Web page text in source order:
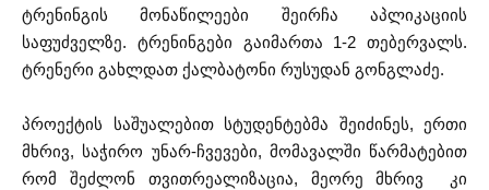
ტრენინგის მონაწილეები შეირჩა აპლიკაციის
საფუძველზე. ტრენინგები გაიმართა 1-2 თებერვალს.
ტრენერი გახლდათ ქალბატონი რუსუდან გონგლაძე.
პროექტის საშუალებით სტუდენტებმა შეიძინეს, ერთი
მხრივ, საჭირო უნარ-ჩვევები, მომავალში წარმატებით
რომ შეძლონ თვითრეალიზაცია, მეორე მხრივ კი